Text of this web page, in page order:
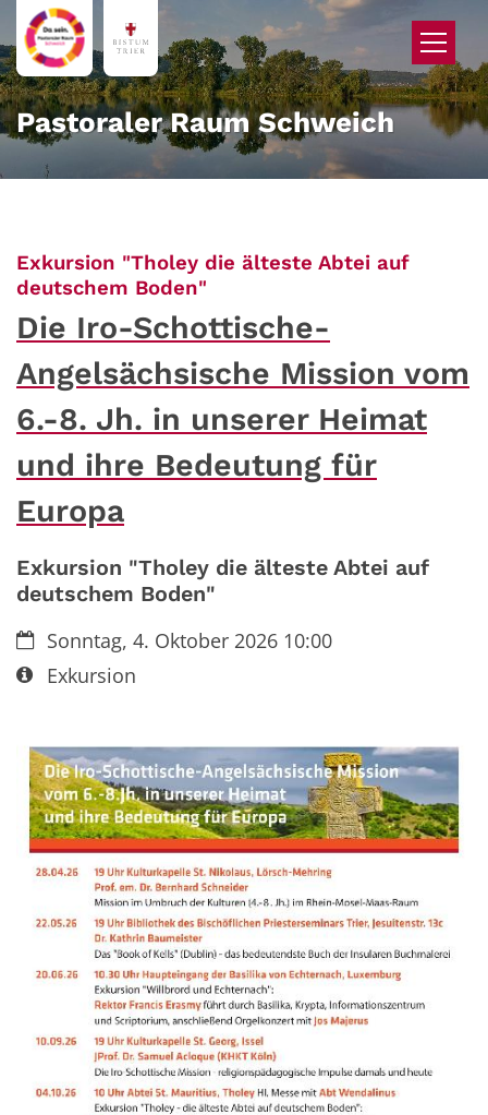
Zum Inhalt springen
Pastoraler Raum Schweich
Exkursion "Tholey die älteste Abtei auf
deutschem Boden"
Die Iro-Schottische-
Angelsächsische Mission vom
6.-8. Jh. in unserer Heimat
und ihre Bedeutung für
Europa
Exkursion "Tholey die älteste Abtei auf
deutschem Boden"
Datum:Sonntag, 4. Oktober 2026 10:00
Art bzw. Nummer:
Exkursion